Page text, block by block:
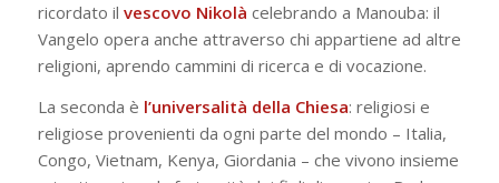
ricordato il vescovo Nikolà celebrando a Manouba: il
Vangelo opera anche attraverso chi appartiene ad altre
religioni, aprendo cammini di ricerca e di vocazione.
La seconda è l’universalità della Chiesa: religiosi e
religiose provenienti da ogni parte del mondo – Italia,
Congo, Vietnam, Kenya, Giordania – che vivono insieme